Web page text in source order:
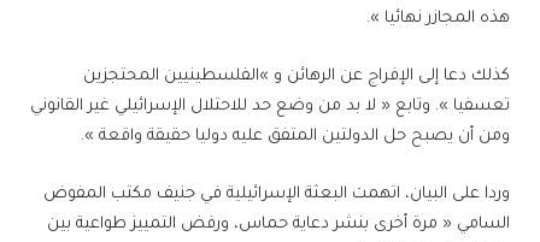
هذه المجازر نهائيا ».
كذلك دعا إلى الإفراج عن الرهائن و »الفلسطينيين المحتجزين
تعسفيا ». وتابع « لا بد من وضع حد للاحتلال الإسرائيلي غير القانوني
ومن أن يصبح حل الدولتين المتفق عليه دوليا حقيقة واقعة ».
وردا على البيان، اتهمت البعثة الإسرائيلية في جنيف مكتب المفوض
السامي « مرة أخرى بنشر دعاية حماس، ورفض التمييز طواعية بين